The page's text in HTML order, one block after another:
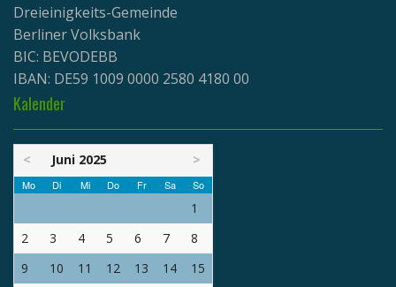
Dreieinigkeits-Gemeinde
Berliner Volksbank
BIC: BEVODEBB
IBAN: DE59 1009 0000 2580 4180 00
Kalender
< Juni 2025 >
Mo Di Mi Do Fr Sa So
1
2
3 4 5 6 7
8
9
10 11 12 13 14
15